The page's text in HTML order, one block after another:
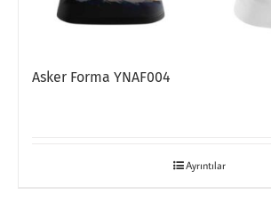
Asker Forma YNAF004
Ayrıntılar